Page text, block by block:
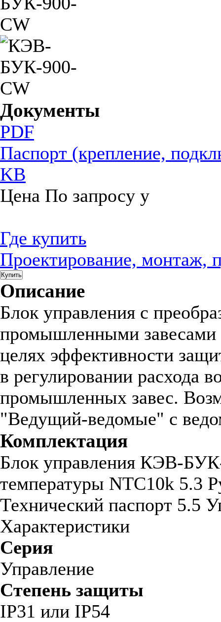
Документы
PDF
Паспорт (крепление,
KB
Цена По запросу у
Где купить
Проектирование, монтаж,
Купить
Описание
Блок управления с
промышленными завесами
целях эффективности
в регулировании расхода
промышленных завес.
"Ведущий-ведомые" с
Комплектация
Блок управления КЭВ-
температуры NTC10k 5.3
Технический паспорт 5.5
Характеристики
Серия
Управление
Степень защиты
IP31 или IP54